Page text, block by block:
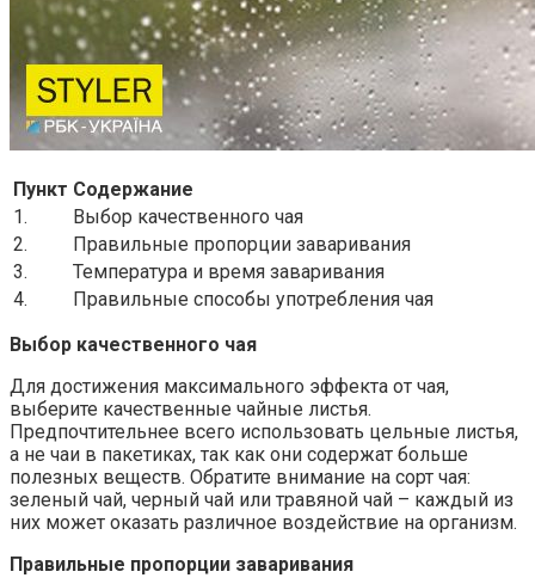
Пункт Содержание
1.
Выбор качественного чая
2.
Правильные пропорции заваривания
3.
Температура и время заваривания
4.
Правильные способы употребления чая
Выбор качественного чая
Для достижения максимального эффекта от чая,
выберите качественные чайные листья.
Предпочтительнее всего использовать цельные листья,
а не чаи в пакетиках, так как они содержат больше
полезных веществ. Обратите внимание на сорт чая:
зеленый чай, черный чай или травяной чай – каждый из
них может оказать различное воздействие на организм.
Правильные пропорции заваривания